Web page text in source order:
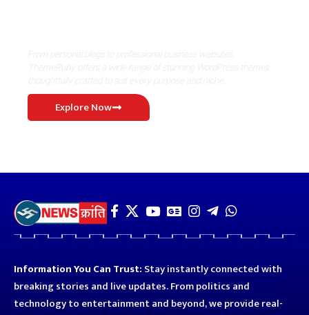
Explore Now
Information You Can Trust: Stay instantly connected with
breaking stories and live updates. From politics and
technology to entertainment and beyond, we provide real-